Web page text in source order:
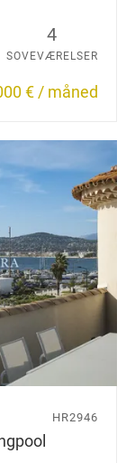
4
SOVEVÆRELSER
€ / måned
HR2946